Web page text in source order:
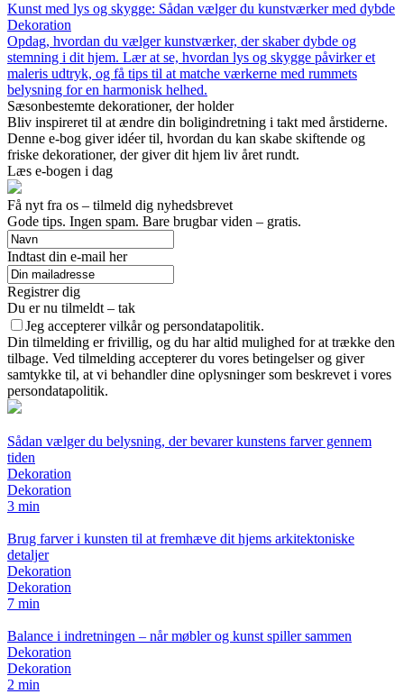
Kunst med lys og skygge: Sådan vælger du kunstværker med dybde
Dekoration
Opdag, hvordan du vælger kunstværker, der skaber dybde og
stemning i dit hjem. Lær at se, hvordan lys og skygge påvirker et
maleris udtryk, og få tips til at matche værkerne med rummets
belysning for en harmonisk helhed.
Sæsonbestemte dekorationer, der holder
Bliv inspireret til at ændre din boligindretning i takt med årstiderne.
Denne e-bog giver idéer til, hvordan du kan skabe skiftende og
friske dekorationer, der giver dit hjem liv året rundt.
Læs e-bogen i dag
Få nyt fra os – tilmeld dig nyhedsbrevet
Gode tips. Ingen spam. Bare brugbar viden – gratis.
Indtast din e-mail her
Registrer dig
Du er nu tilmeldt – tak
Jeg accepterer vilkår og persondatapolitik.
Din tilmelding er frivillig, og du har altid mulighed for at trække den
tilbage. Ved tilmelding accepterer du vores betingelser og giver
samtykke til, at vi behandler dine oplysninger som beskrevet i vores
persondatapolitik.
Sådan vælger du belysning, der bevarer kunstens farver gennem
tiden
Dekoration
Dekoration
3 min
Brug farver i kunsten til at fremhæve dit hjems arkitektoniske
detaljer
Dekoration
Dekoration
7 min
Balance i indretningen – når møbler og kunst spiller sammen
Dekoration
Dekoration
2 min